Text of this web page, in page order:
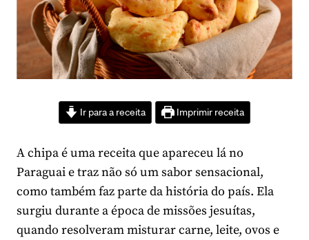
Ir para a receita Imprimir receita
A chipa é uma receita que apareceu lá no
Paraguai e traz não só um sabor sensacional,
como também faz parte da história do país. Ela
surgiu durante a época de missões jesuítas,
quando resolveram misturar carne, leite, ovos e